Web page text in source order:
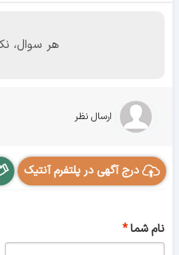
هر سوال،
ارسال نظر
درج آگهی در پلتفرم آنتیک
نام شما